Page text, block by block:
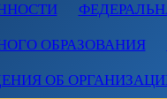
ОБРАЗОВАНИЯ
ОБ